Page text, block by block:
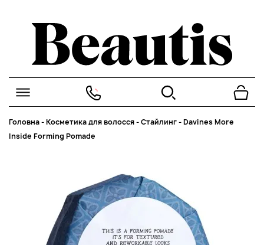
Головна-Косметика для волосся-Стайлинг-Davines More
Inside Forming Pomade